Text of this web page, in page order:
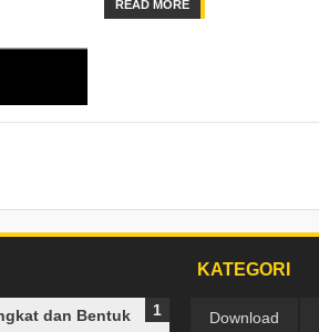
READ MORE
dan Bentuk
KATEGORI
Download